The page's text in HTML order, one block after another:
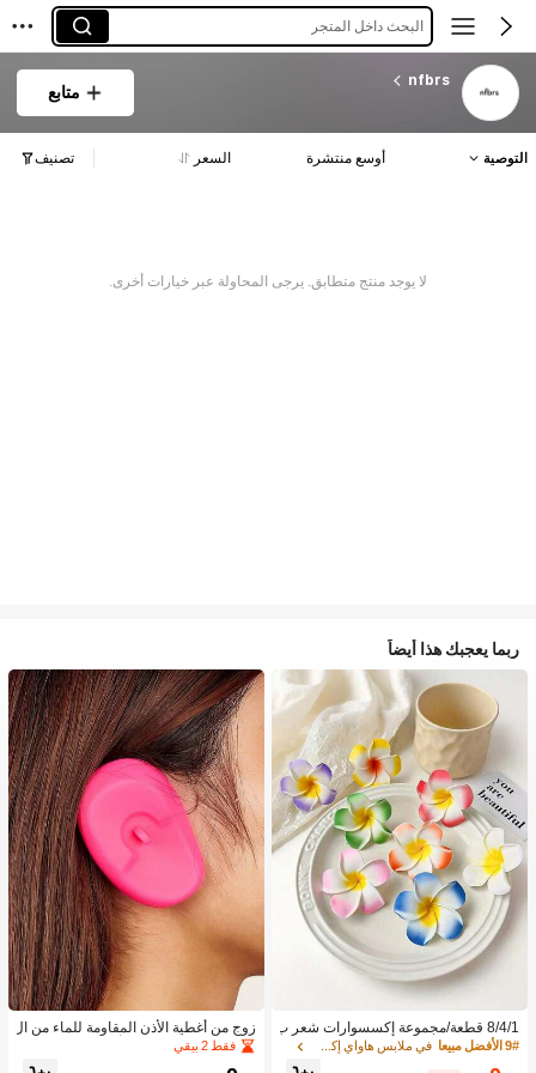
البحث داخل المتجر
nfbrs
متابع
التوصية أوسع منتشرة السعر تصنيف
لا يوجد منتج متطابق. يرجى المحاولة عبر خيارات أخرى.
ربما يعجبك هذا أيضاً
8/4/1 قطعة/مجموعة إكسسوارات شعر ب
نقشة زهور استوائية، مشابك شعر بلومير
9# الأفضل مبيعا في ملابس هاواي إكسسوارات
زوج من أغطية الأذن المقاومة للماء من ال
سيليكون لصبغ الشعر، أداة تصفيف الشع
فقط 2 بيقي